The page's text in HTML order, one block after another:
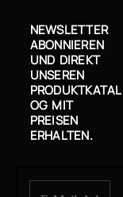
NEWSLETTER
ABONNIEREN
UND DIREKT
UNSEREN
PRODUKTKATAL
OG MIT
PREISEN
ERHALTEN.